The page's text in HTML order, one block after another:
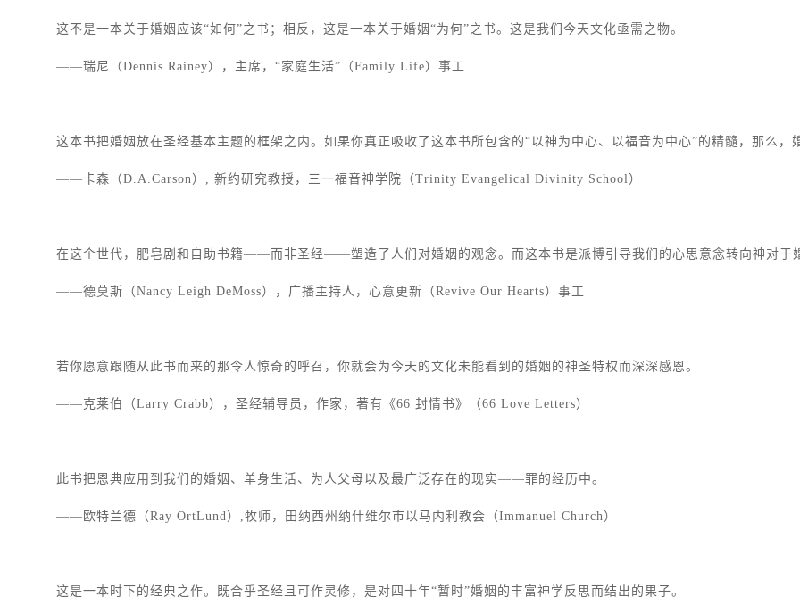
这不是一本关于婚姻应该“如何”之书；相反，这是一本关于婚姻“为何”之书。这是我们今天文化亟需之物。
——瑞尼（Dennis Rainey），主席，“家庭生活”（Family Life）事工
这本书把婚姻放在圣经基本主题的框架之内。如果你真正吸收了这本书所包含的“以神为中心、以福音为中心”的精髓，那么，
——卡森（D.A.Carson）, 新约研究教授，三一福音神学院（Trinity Evangelical Divinity School）
在这个世代，肥皂剧和自助书籍——而非圣经——塑造了人们对婚姻的观念。而这本书是派博引导我们的心思意念转向神对于
——德莫斯（Nancy Leigh DeMoss），广播主持人，心意更新（Revive Our Hearts）事工
若你愿意跟随从此书而来的那令人惊奇的呼召，你就会为今天的文化未能看到的婚姻的神圣特权而深深感恩。
——克莱伯（Larry Crabb），圣经辅导员，作家，著有《66 封情书》（66 Love Letters）
此书把恩典应用到我们的婚姻、单身生活、为人父母以及最广泛存在的现实——罪的经历中。
——欧特兰德（Ray OrtLund）,牧师，田纳西州纳什维尔市以马内利教会（Immanuel Church）
这是一本时下的经典之作。既合乎圣经且可作灵修，是对四十年“暂时”婚姻的丰富神学反思而结出的果子。